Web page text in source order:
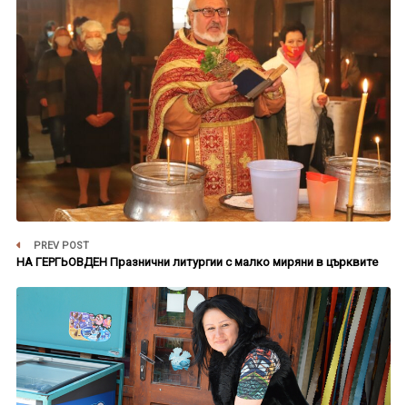
PREV POST
НА ГЕРГЬОВДЕН Празнични литургии с малко миряни в църквите